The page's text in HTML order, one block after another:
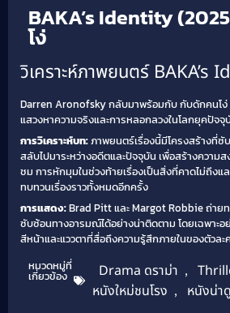
BAKA’s Identity
โง่
วิเคราะห์ภาพยนตร์ BAKA’s
Darren Aronofsky กลับมาพร้อมกับ กับดักคนโง่
แสวงหาความจริงและการหลอกลวงในโลกยุคปัจจุ
การวิเคราะห์บท:ภาพยนตร์เรื่องนี้มีโครงสร้างที่ซั
สลับไปมาระหว่างอดีตและปัจจุบัน เพื่อสร้างความ
ชม การหักมุมในช่วงท้ายเรื่องเป็นสิ่งที่คาดไม่ถึง
ทบทวนเรื่องราวทั้งหมดอีกครั้ง
การแสดง:Brad Pitt และ Margot Robbie ถ่าย
ซับซ้อนทางอารมณ์ได้อย่างน่าติดตาม โดยเฉพาะ
สีหน้าและแววตาที่สื่อถึงความรู้สึกภายในของตัวละ
หมวดหมู่ที่
เกี่ยวข้อง Drama ดราม่า ,
หนังใหม่ชนโรง , หนังน่าดู